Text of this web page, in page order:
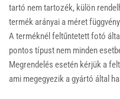
tartó nem tartozék, külön
termék arányai a méret
A terméknél feltűntetett fotó
pontos típust nem minden
Megrendelés esetén kérjük a
ami megegyezik a gyártó által